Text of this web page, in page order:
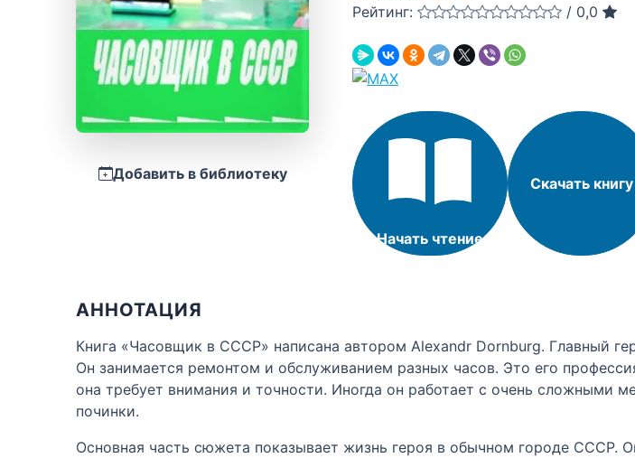
Добавить в библиотеку
Рейтинг:
/ 0,0
Начать чтение
Скачать книгу
АННОТАЦИЯ
Книга «Часовщик в СССР» написана автором Alexandr Dornburg. Главный
Он занимается ремонтом и обслуживанием разных часов. Это его
она требует внимания и точности. Иногда он работает с очень сложными
починки.
Основная часть сюжета показывает жизнь героя в обычном городе СССР.